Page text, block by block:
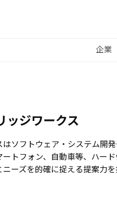
企業
ッジワークス
はソフトウェア・システム開
トフォン、自動車等、ハー
ーズを的確に捉える提案力